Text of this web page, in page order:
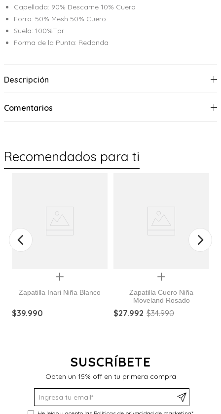
Capellada: 90% Descarne 10% Cuero
Forro: 50% Mesh 50% Cuero
Suela: 100%Tpr
Forma de la Punta: Redonda
Descripción
Comentarios
Recomendados para ti
Quickview
Zapatilla Inari Niña Blanco
$39.990
Quickview
Zapatilla Cuero Niña
Moveland Rosado
$27.992 $34.990
SUSCRÍBETE
Obten un 15% off en tu primera compra